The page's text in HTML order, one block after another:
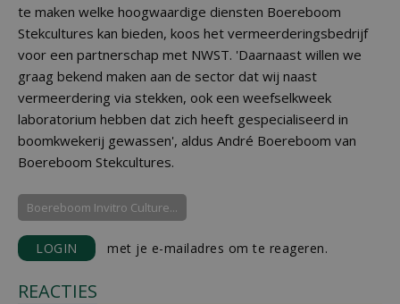
te maken welke hoogwaardige diensten Boereboom
Stekcultures kan bieden, koos het vermeerderingsbedrijf
voor een partnerschap met NWST. 'Daarnaast willen we
graag bekend maken aan de sector dat wij naast
vermeerdering via stekken, ook een weefselkweek
laboratorium hebben dat zich heeft gespecialiseerd in
boomkwekerij gewassen', aldus André Boereboom van
Boereboom Stekcultures.
Boereboom Invitro Culture...
LOGIN met je e-mailadres om te reageren.
REACTIES